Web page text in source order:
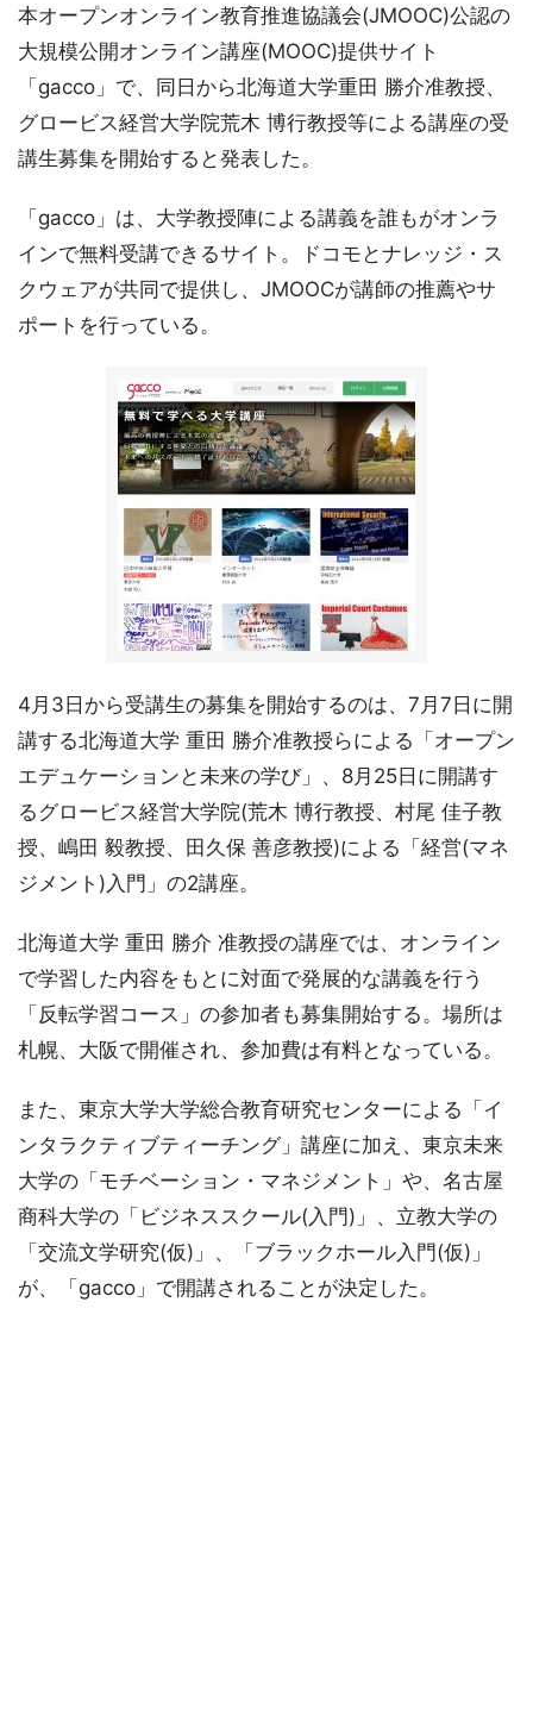
本オープンオンライン教育推進協議会(JMOOC)公認の
大規模公開オンライン講座(MOOC)提供サイト
「gacco」で、同日から北海道大学重田 勝介准教授、
グロービス経営大学院荒木 博行教授等による講座の受
講生募集を開始すると発表した。
「gacco」は、大学教授陣による講義を誰もがオンラ
インで無料受講できるサイト。ドコモとナレッジ・ス
クウェアが共同で提供し、JMOOCが講師の推薦やサ
ポートを行っている。
4月3日から受講生の募集を開始するのは、7月7日に開
講する北海道大学 重田 勝介准教授らによる「オープン
エデュケーションと未来の学び」、8月25日に開講す
るグロービス経営大学院(荒木 博行教授、村尾 佳子教
授、嶋田 毅教授、田久保 善彦教授)による「経営(マネ
ジメント)入門」の2講座。
北海道大学 重田 勝介 准教授の講座では、オンライン
で学習した内容をもとに対面で発展的な講義を行う
「反転学習コース」の参加者も募集開始する。場所は
札幌、大阪で開催され、参加費は有料となっている。
また、東京大学大学総合教育研究センターによる「イ
ンタラクティブティーチング」講座に加え、東京未来
大学の「モチベーション・マネジメント」や、名古屋
商科大学の「ビジネススクール(入門)」、立教大学の
「交流文学研究(仮)」、「ブラックホール入門(仮)」
が、「gacco」で開講されることが決定した。